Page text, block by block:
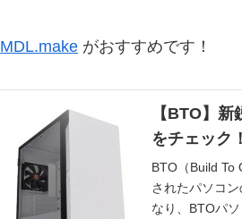
MDL.make がおすすめです！
【BTO】
をチェック！
BTO（Build To
されたパソコ
なり、BTOパ